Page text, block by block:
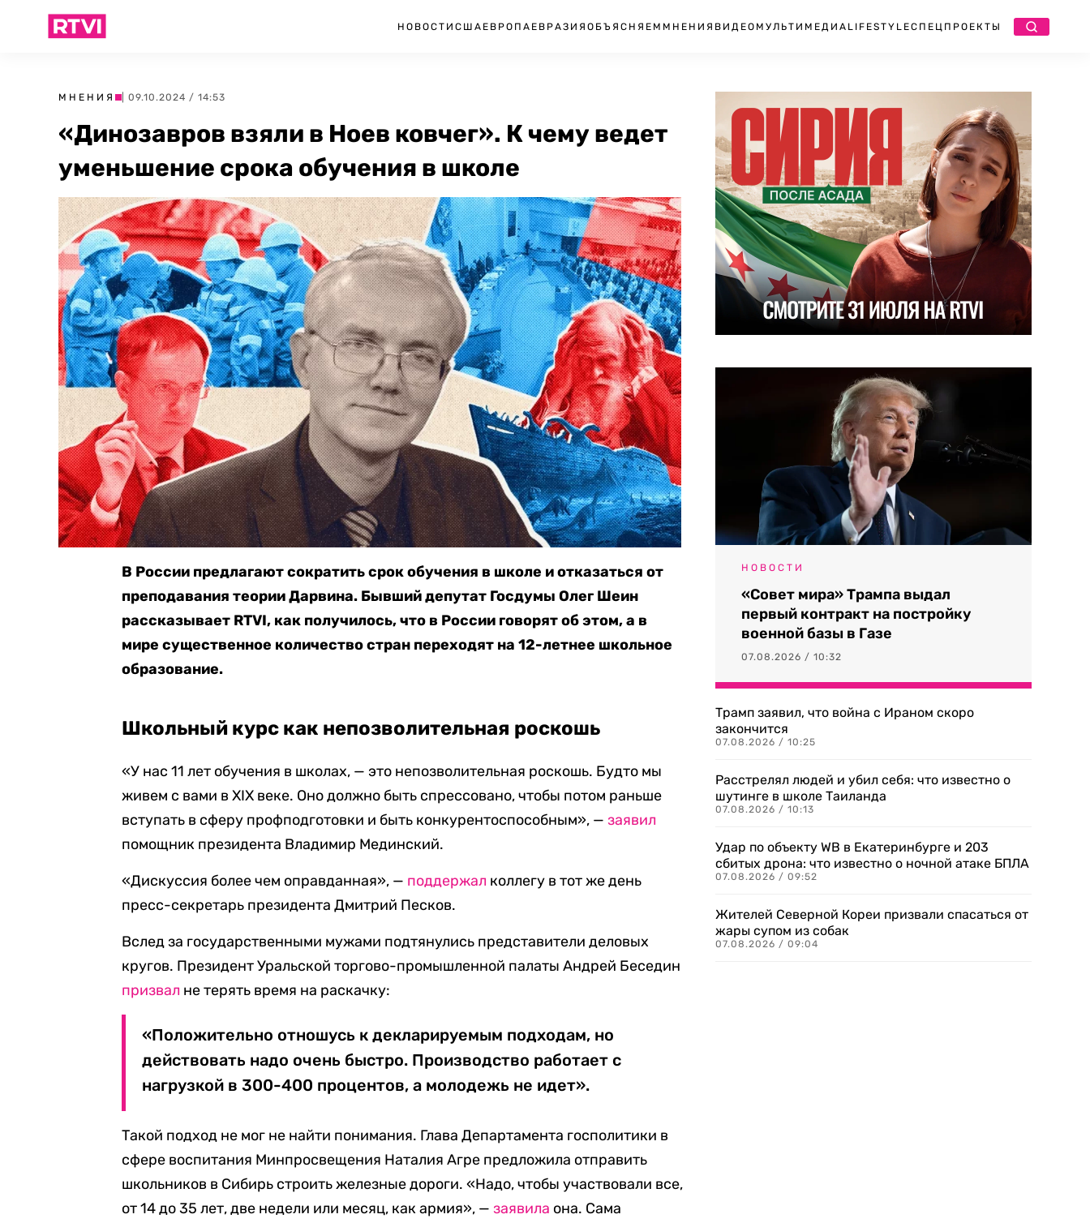
НОВОСТИ США ЕВРОПА ЕВРАЗИЯ ОБЪЯСНЯЕМ МНЕНИЯ ВИДЕО МУЛЬТИМЕДИА LIFESTYLEСПЕЦПРОЕКТЫ
МНЕНИЯ | 09.10.2024 / 14:53
«Динозавров взяли в Ноев ковчег». К чему ведет
уменьшение срока обучения в школе
В России предлагают сократить срок обучения в школе и отказаться от
преподавания теории Дарвина. Бывший депутат Госдумы Олег Шеин
рассказывает RTVI, как получилось, что в России говорят об этом, а в
мире существенное количество стран переходят на 12-летнее школьное
образование.
Школьный курс как непозволительная роскошь
«У нас 11 лет обучения в школах, — это непозволительная роскошь. Будто мы
живем с вами в XIX веке. Оно должно быть спрессовано, чтобы потом раньше
вступать в сферу профподготовки и быть конкурентоспособным», — заявил
помощник президента Владимир Мединский.
«Дискуссия более чем оправданная», — поддержал коллегу в тот же день
пресс-секретарь президента Дмитрий Песков.
Вслед за государственными мужами подтянулись представители деловых
кругов. Президент Уральской торгово-промышленной палаты Андрей Беседин
призвал не терять время на раскачку:
«Положительно отношусь к декларируемым подходам, но
действовать надо очень быстро. Производство работает с
нагрузкой в 300-400 процентов, а молодежь не идет».
Такой подход не мог не найти понимания. Глава Департамента госполитики в
сфере воспитания Минпросвещения Наталия Агре предложила отправить
школьников в Сибирь строить железные дороги. «Надо, чтобы участвовали все,
от 14 до 35 лет, две недели или месяц, как армия», — заявила она. Сама
НОВОСТИ
«Совет мира» Трампа выдал
первый контракт на постройку
военной базы в Газе
07.08.2026 / 10:32
Трамп заявил, что война с Ираном скоро
закончится
07.08.2026 / 10:25
Расстрелял людей и убил себя: что известно о
шутинге в школе Таиланда
07.08.2026 / 10:13
Удар по объекту WB в Екатеринбурге и 203
сбитых дрона: что известно о ночной атаке БПЛА
07.08.2026 / 09:52
Жителей Северной Кореи призвали спасаться от
жары супом из собак
07.08.2026 / 09:04